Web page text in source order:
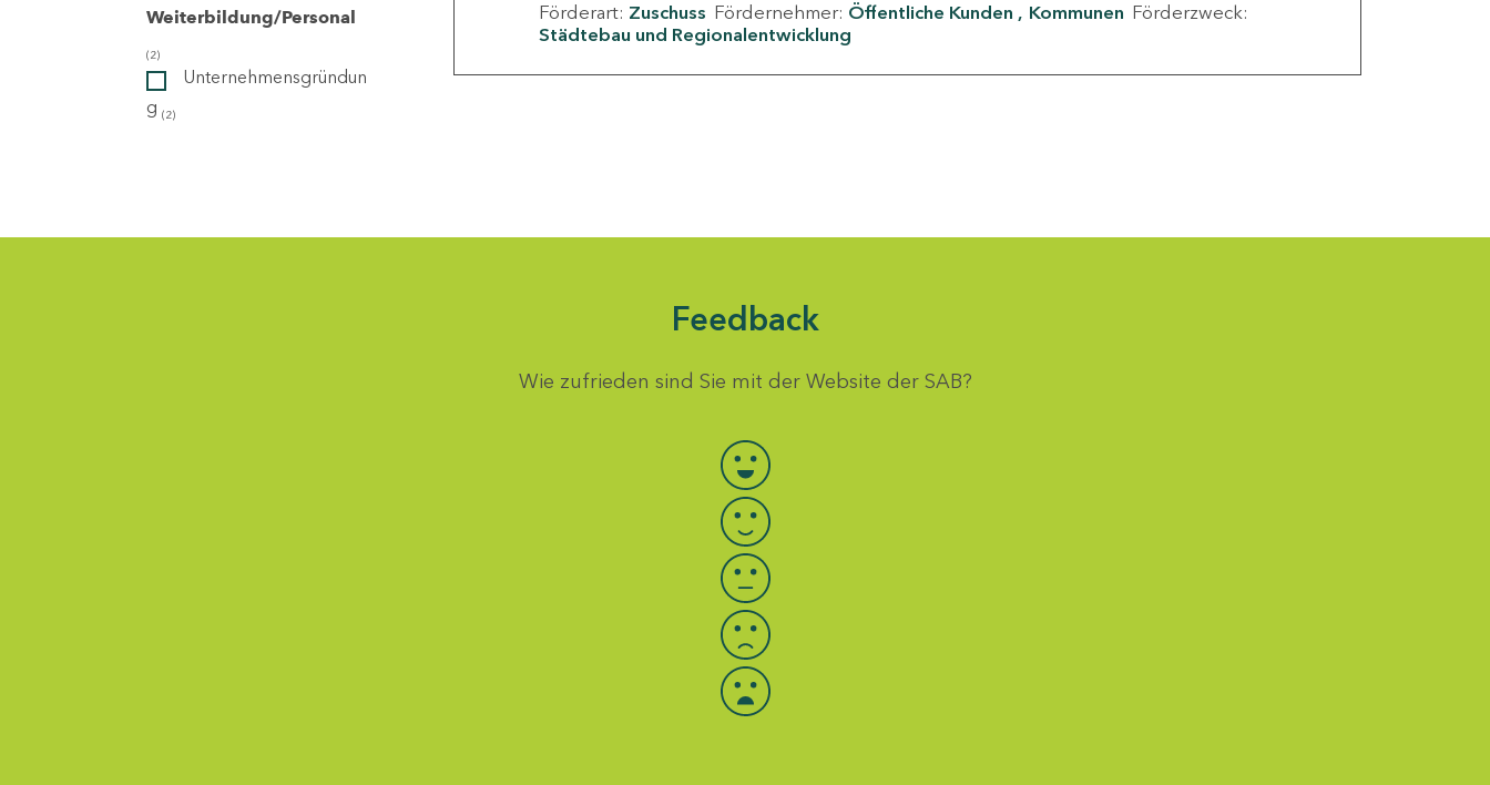
Weiterbildung/Personal
(2)
Unternehmensgründun
g (2)
Förderart: Zuschuss Fördernehmer: Öffentliche Kunden Kommunen Förderzweck:
Städtebau und Regionalentwicklung
Feedback
Wie zufrieden sind Sie mit der Website der SAB?
Bewertung auswählen